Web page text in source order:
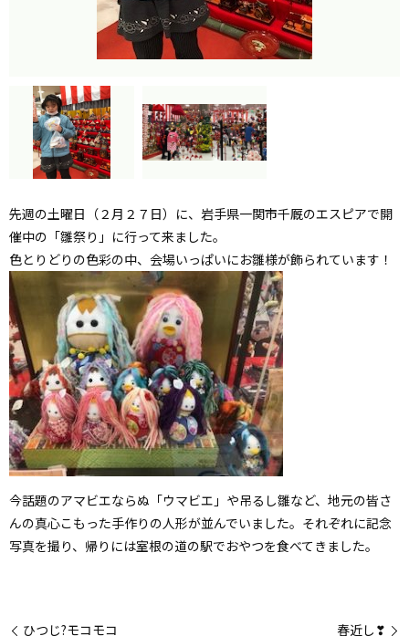
先週の土曜日（２月２７日）に、岩手県一関市千厩のエスピアで開
催中の「雛祭り」に行って来ました。
色とりどりの色彩の中、会場いっぱいにお雛様が飾られています！
今話題のアマビエならぬ「ウマビエ」や吊るし雛など、地元の皆さ
んの真心こもった手作りの人形が並んでいました。それぞれに記念
写真を撮り、帰りには室根の道の駅でおやつを食べてきました。
ひつじ?モコモコ 春近し❣